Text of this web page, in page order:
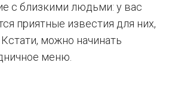
с близкими людьми: у вас
приятные известия для них,
можно начинать
меню.